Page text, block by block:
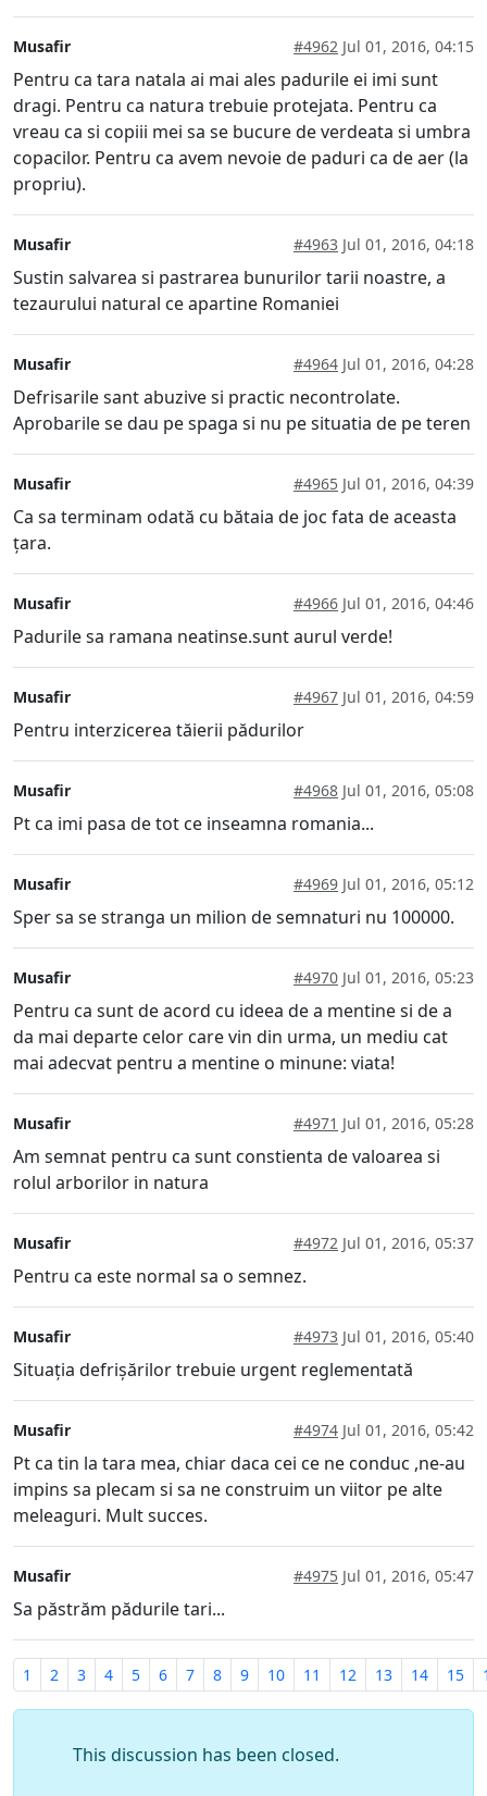
Musafir #4962 Jul 01, 2016, 04:15
Pentru ca tara natala ai mai ales padurile ei imi sunt
dragi. Pentru ca natura trebuie protejata. Pentru ca
vreau ca si copiii mei sa se bucure de verdeata si umbra
copacilor. Pentru ca avem nevoie de paduri ca de aer (la
propriu).
Musafir #4963 Jul 01, 2016, 04:18
Sustin salvarea si pastrarea bunurilor tarii noastre, a
tezaurului natural ce apartine Romaniei
Musafir #4964 Jul 01, 2016, 04:28
Defrisarile sant abuzive si practic necontrolate.
Aprobarile se dau pe spaga si nu pe situatia de pe teren
Musafir #4965 Jul 01, 2016, 04:39
Ca sa terminam odată cu bătaia de joc fata de aceasta
țara.
Musafir #4966 Jul 01, 2016, 04:46
Padurile sa ramana neatinse.sunt aurul verde!
Musafir #4967 Jul 01, 2016, 04:59
Pentru interzicerea tăierii pădurilor
Musafir #4968 Jul 01, 2016, 05:08
Pt ca imi pasa de tot ce inseamna romania...
Musafir #4969 Jul 01, 2016, 05:12
Sper sa se stranga un milion de semnaturi nu 100000.
Musafir #4970 Jul 01, 2016, 05:23
Pentru ca sunt de acord cu ideea de a mentine si de a
da mai departe celor care vin din urma, un mediu cat
mai adecvat pentru a mentine o minune: viata!
Musafir #4971 Jul 01, 2016, 05:28
Am semnat pentru ca sunt constienta de valoarea si
rolul arborilor in natura
Musafir #4972 Jul 01, 2016, 05:37
Pentru ca este normal sa o semnez.
Musafir #4973 Jul 01, 2016, 05:40
Situația defrișărilor trebuie urgent reglementată
Musafir #4974 Jul 01, 2016, 05:42
Pt ca tin la tara mea, chiar daca cei ce ne conduc ,ne-au
impins sa plecam si sa ne construim un viitor pe alte
meleaguri. Mult succes.
Musafir #4975 Jul 01, 2016, 05:47
Sa păstrăm pădurile tari...
1 2 3 4 5 6 7 8 9 10 11 12 13 14 15
This discussion has been closed.